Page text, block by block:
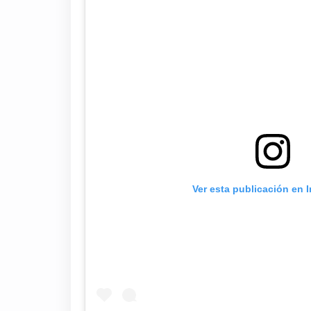
Ver esta publicación en